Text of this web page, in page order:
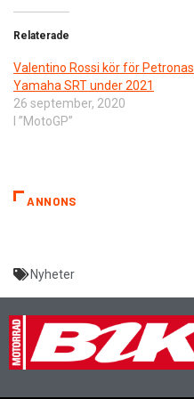
Relaterade
Valentino Rossi kör för Petronas
Yamaha SRT under 2021
26 september, 2020
I ”MotoGP”
ANNONS
Nyheter